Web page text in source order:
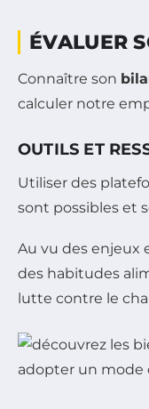
ÉVALUER
Connaître son
calculer notre
OUTILS ET
Utiliser des
sont possibles et
Au vu des enjeux
des habitudes
lutte contre le